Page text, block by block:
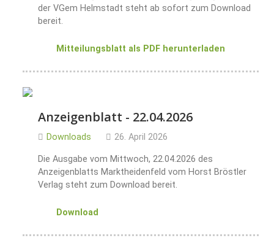
der VGem Helmstadt steht ab sofort zum Download
bereit.
Mitteilungsblatt als PDF herunterladen
Anzeigenblatt - 22.04.2026
Downloads 26. April 2026
Die Ausgabe vom Mittwoch, 22.04.2026 des
Anzeigenblatts Marktheidenfeld vom Horst Bröstler
Verlag steht zum Download bereit.
Download